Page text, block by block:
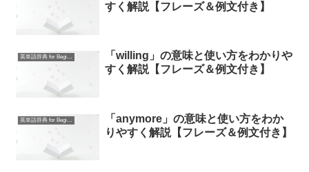
すく解説【フレーズ＆例文付き】
英単語辞典 for Beginners
「willing」の意味と使い方をわかりや
すく解説【フレーズ＆例文付き】
英単語辞典 for Beginners
「anymore」の意味と使い方をわか
りやすく解説【フレーズ＆例文付き】